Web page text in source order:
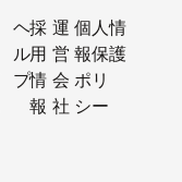
ヘ
ル
プ
採
用
情
報
運
営
会
社
個人情
報保護
ポリ
シー